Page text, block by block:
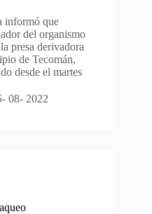
informó que
del organismo
presa derivadora
de Tecomán,
desde el martes
08- 2022